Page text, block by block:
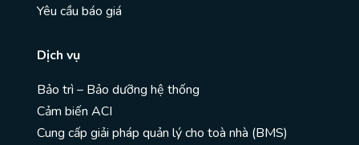
Yêu cầu báo giá
Dịch vụ
Bảo trì – Bảo dưỡng hệ thống
Cảm biến ACI
Cung cấp giải pháp quản lý cho toà nhà (BMS)